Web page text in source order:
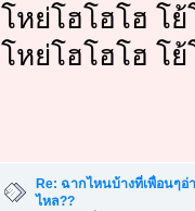
โหย่โฮโฮโฮ โ
โหย่โฮโฮโฮ โ
Re: ฉากไหนบ้างที่เพื่อนๆ
ไหล??